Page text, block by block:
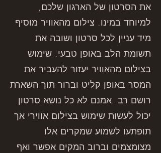
את הסרטון של הארגון שלכם,
למיוחד במינו. צילום מהאוויר מוסיף
מיד עניין לכל סרטון ושובה את
תשומת הלב באופן טבעי. שימוש
בצילום מהאוויר יעזור להעביר את
המסר באופן קליט וברור תוך השארת
רושם רב. אמנם לא כל נושא סרטון
יכול לעשות שימוש בצילום אווירי אך
תופתעו לשמוע שמקרים אלו
מצומצמים וברוב המקים אפשר ואף